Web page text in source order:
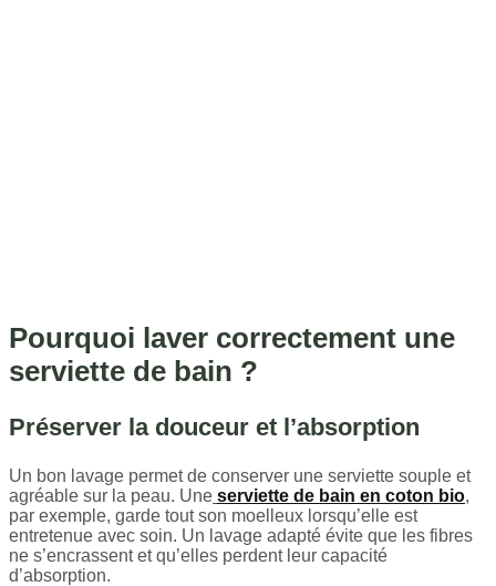
Pourquoi laver correctement une
serviette de bain ?
Préserver la douceur et l’absorption
Un bon lavage permet de conserver une serviette souple et
agréable sur la peau. Une serviette de bain en coton bio,
par exemple, garde tout son moelleux lorsqu’elle est
entretenue avec soin. Un lavage adapté évite que les fibres
ne s’encrassent et qu’elles perdent leur capacité
d’absorption.